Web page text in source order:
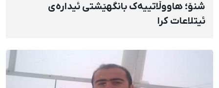
شنۆ؛ هاووڵاتییەک بانگهێشتی ئیدارەی
ئیتلاعات کرا